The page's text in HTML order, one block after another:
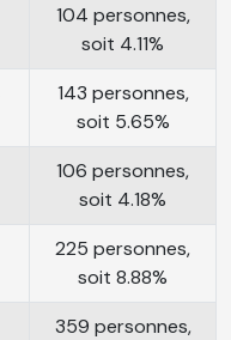
104 personnes,
soit 4.11%
143 personnes,
soit 5.65%
106 personnes,
soit 4.18%
225 personnes,
soit 8.88%
359 personnes,